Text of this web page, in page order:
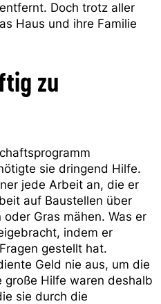
Doch trotz aller
Haus und ihre Familie
zu
sie dringend Hilfe.
jede Arbeit an, die er
auf Baustellen über
Gras mähen. Was er
indem er
gestellt hat.
Geld nie aus, um die
große Hilfe waren deshalb
sie durch die